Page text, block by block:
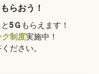
らおう！
5Ｇ もらえます！
制度実施中！
ださい。